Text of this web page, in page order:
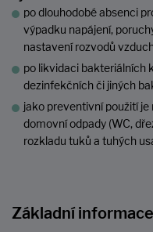
po dlouhodobé absenci
výpadku napájení,
nastavení rozvodů
po likvidaci bakteriálních
dezinfekčních či jiných
jako preventivní použití
domovní odpady (WC,
rozkladu tuků a tuhých
Základní informace